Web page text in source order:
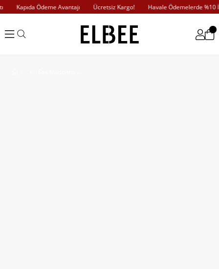
Kapıda Ödeme Avantajı Ücretsiz Kargo! Havale Ödemelerde %10